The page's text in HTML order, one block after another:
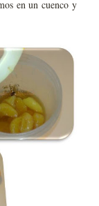
en un cuenco y